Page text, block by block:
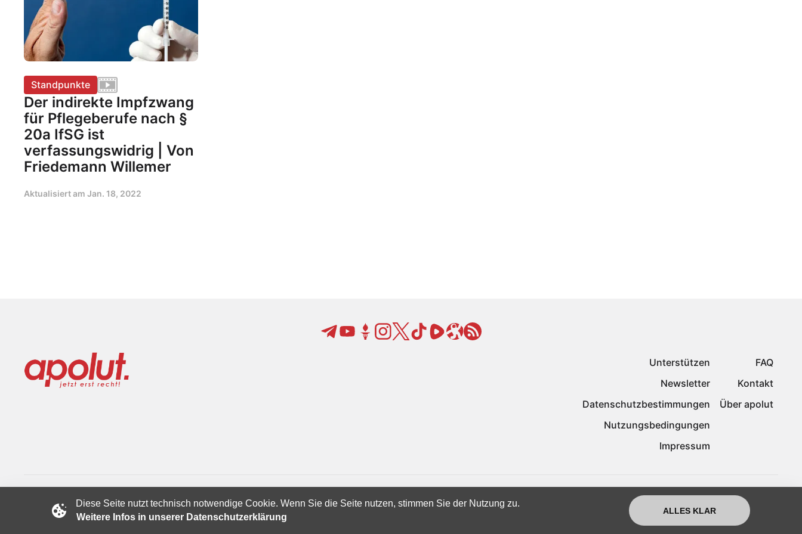
Standpunkte
Der indirekte Impfzwang
für Pflegeberufe nach §
20a IfSG ist
verfassungswidrig | Von
Friedemann Willemer
Aktualisiert am Jan. 18, 2022
Unterstützen
Newsletter
Datenschutzbestimmungen
Nutzungsbedingungen
Impressum
FAQ
Kontakt
Über apolut
Copyright © 2024 apolut | Jetzt erst recht!. Published apolut Creatives Ltd.
Diese Seite nutzt technisch notwendige Cookie. Wenn Sie die Seite nutzen, stimmen Sie der Nutzung zu.
Weitere Infos in unserer Datenschutzerklärung
ALLES KLAR